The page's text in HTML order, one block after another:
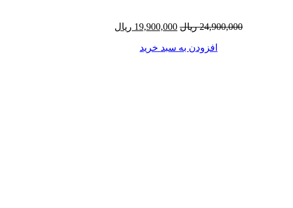
24,900,000 ریال 19,900,000 ریال
افزودن به سبد خرید